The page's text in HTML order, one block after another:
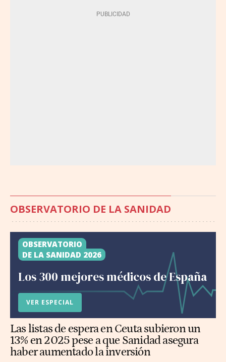
OBSERVATORIO DE LA SANIDAD
OBSERVATORIO
DE LA SANIDAD 2026
Los 300 mejores médicos de España
VER ESPECIAL
Las listas de espera en Ceuta subieron un
13% en 2025 pese a que Sanidad asegura
haber aumentado la inversión